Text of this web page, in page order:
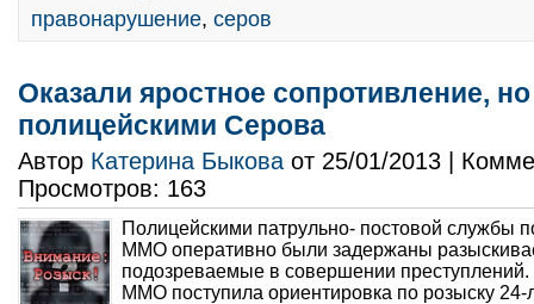
правонарушение, серов
Оказали яростное сопротивление,
полицейскими Серова
Автор Катерина Быкова от 25/01/2013 |
Просмотров: 163
Полицейскими патрульно- постовой службы
ММО оперативно были задержаны
подозреваемые в совершении
ММО поступила ориентировка по розыску